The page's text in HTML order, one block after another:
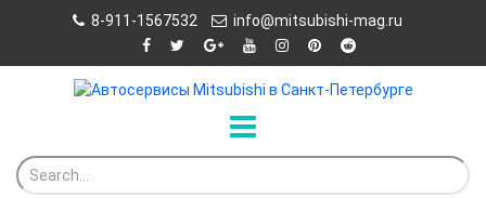
8-911-1567532 info@mitsubishi-mag.ru